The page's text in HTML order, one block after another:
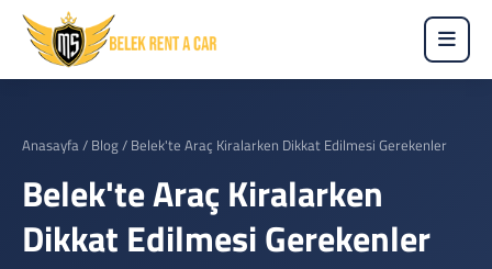
Anasayfa/ Blog/ Belek'te Araç Kiralarken Dikkat Edilmesi Gerekenler
Belek'te Araç Kiralarken
Dikkat Edilmesi Gerekenler